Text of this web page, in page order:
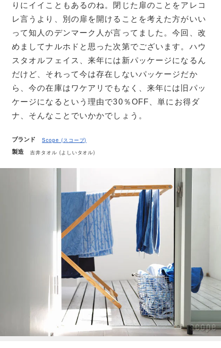
りにイイこともあるのね。閉じた扉のことをアレコ
レ言うより、別の扉を開けることを考えた方がいい
って知人のデンマーク人が言ってました。今回、改
めましてナルホドと思った次第でございます。ハウ
スタオルフェイス、来年には新パッケージになるん
だけど、それって今は存在しないパッケージだか
ら、今の在庫はワケアリでもなく、来年には旧パッ
ケージになるという理由で30％OFF、単にお得ダ
ナ、そんなことでいかかでしょう。
ブランド Scope (スコープ)
製造 吉井タオル (よしいタオル)